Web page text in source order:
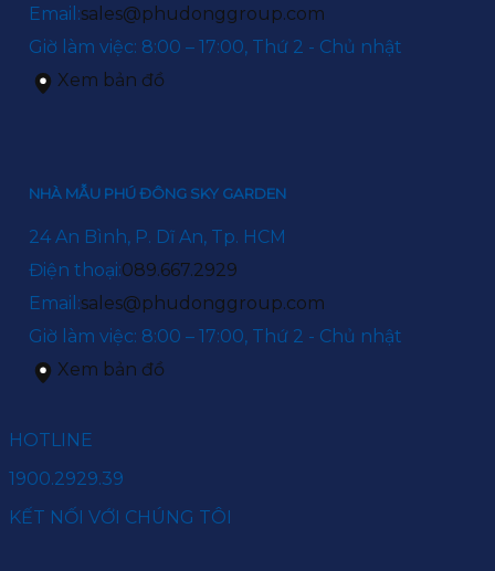
Email:sales@phudonggroup.com
Giờ làm việc: 8:00 – 17:00, Thứ 2 - Chủ nhật
Xem bản đồ
NHÀ MẪU PHÚ ĐÔNG SKY GARDEN
24 An Bình, P. Dĩ An, Tp. HCM
Điện thoại:089.667.2929
Email:sales@phudonggroup.com
Giờ làm việc: 8:00 – 17:00, Thứ 2 - Chủ nhật
Xem bản đồ
HOTLINE
1900.2929.39
KẾT NỐI VỚI CHÚNG TÔI